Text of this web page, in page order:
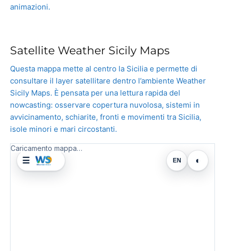
animazioni.
Satellite Weather Sicily Maps
Questa mappa mette al centro la Sicilia e permette di
consultare il layer satellitare dentro l’ambiente Weather
Sicily Maps. È pensata per una lettura rapida del
nowcasting: osservare copertura nuvolosa, sistemi in
avvicinamento, schiarite, fronti e movimenti tra Sicilia,
isole minori e mari circostanti.